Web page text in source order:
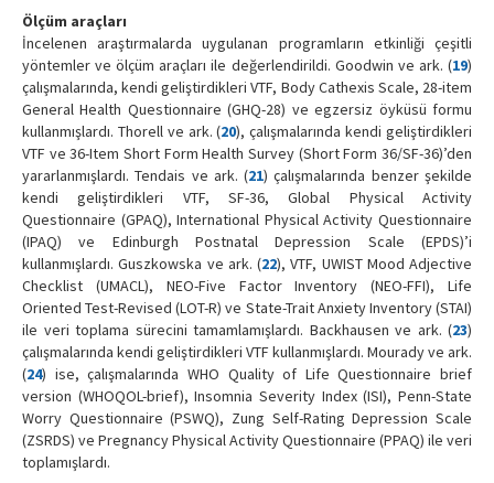
Ölçüm araçları
İncelenen araştırmalarda uygulanan programların etkinliği çeşitli
yöntemler ve ölçüm araçları ile değerlendirildi. Goodwin ve ark. (19)
çalışmalarında, kendi geliştirdikleri VTF, Body Cathexis Scale, 28-item
General Health Questionnaire (GHQ-28) ve egzersiz öyküsü formu
kullanmışlardı. Thorell ve ark. (20), çalışmalarında kendi geliştirdikleri
VTF ve 36-Item Short Form Health Survey (Short Form 36/SF-36)’den
yararlanmışlardı. Tendais ve ark. (21) çalışmalarında benzer şekilde
kendi geliştirdikleri VTF, SF-36, Global Physical Activity
Questionnaire (GPAQ), International Physical Activity Questionnaire
(IPAQ) ve Edinburgh Postnatal Depression Scale (EPDS)’i
kullanmışlardı. Guszkowska ve ark. (22), VTF, UWIST Mood Adjective
Checklist (UMACL), NEO-Five Factor Inventory (NEO-FFI), Life
Oriented Test-Revised (LOT-R) ve State-Trait Anxiety Inventory (STAI)
ile veri toplama sürecini tamamlamışlardı. Backhausen ve ark. (23)
çalışmalarında kendi geliştirdikleri VTF kullanmışlardı. Mourady ve ark.
(24) ise, çalışmalarında WHO Quality of Life Questionnaire brief
version (WHOQOL-brief), Insomnia Severity Index (ISI), Penn-State
Worry Questionnaire (PSWQ), Zung Self-Rating Depression Scale
(ZSRDS) ve Pregnancy Physical Activity Questionnaire (PPAQ) ile veri
toplamışlardı.